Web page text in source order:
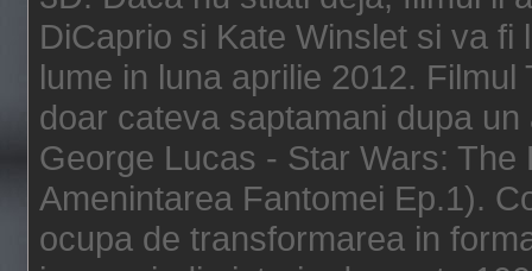
DiCaprio si Kate Winslet si va
lume in luna aprilie 2012.
doar cateva saptamani dupa
George Lucas - Star Wars:
Amenintarea Fantomei Ep.1).
ocupa de transformarea in